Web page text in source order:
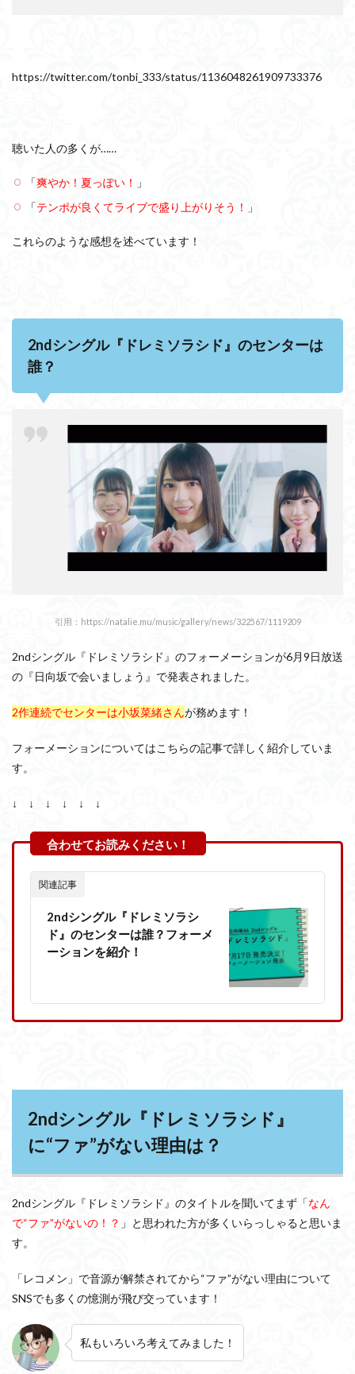
禁！
ル
レミ
シ
のMV
4
シン
グル
レミ
ソラ
ド』
https://twitter.com/tonbi_333/status/1136048261909733376
聴いた人の多くが……
「爽やか！夏っぽい！
」
「テンポが良くてライブで盛り上がりそう！ 」
これらのような感想を述べています！
2ndシングル『ドレミソラシド』のセンターは
誰？
引用：https://natalie.mu/music/gallery/news/322567/1119209
2ndシングル『ドレミソラシド』のフォーメーションが6月9日放送
の『日向坂で会いましょう』で発表されました。
2作連続でセンターは小坂菜緒さんが務めます！
フォーメーションについてはこちらの記事で詳しく紹介していま
す。
↓ ↓ ↓ ↓ ↓ ↓
関連記事
2ndシングル『ドレミソラシ
ド』のセンターは誰？フォーメ
ーションを紹介！
2ndシングル『ドレミソラシド』
に“ファ”がない理由は？
2ndシングル『ドレミソラシド』のタイトルを聞いてまず「なん
で“ファ”がないの！？ 」と思われた方が多くいらっしゃると思いま
す。
「レコメン」で音源が解禁されてから“ファ”がない理由について
SNSでも多くの憶測が飛び交っています！
私もいろいろ考えてみました！